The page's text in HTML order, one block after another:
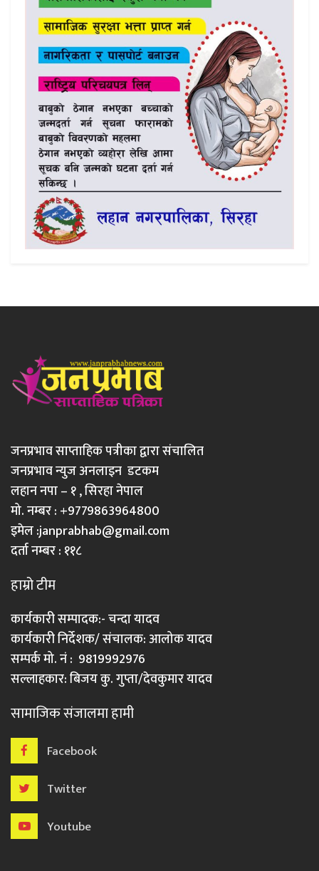
जनप्रभाव साप्ताहिक पत्रीका द्वारा संचालित
जनप्रभाव न्युज अनलाइन डटकम
लहान नपा – १ , सिरहा नेपाल
मो. नम्बर : +9779863964800
इमेल :janprabhab@gmail.com
दर्ता नम्बर : ११८
हाम्रो टीम
कार्यकारी सम्पादक:- चन्दा यादव
कार्यकारी निर्देशक/ संचालक: आलोक यादव
सम्पर्क मो. नं : 9819992976
सल्लाहकार: बिजय कु. गुप्ता/देवकुमार यादव
सामाजिक संजालमा हामी
Facebook
Twitter
Youtube